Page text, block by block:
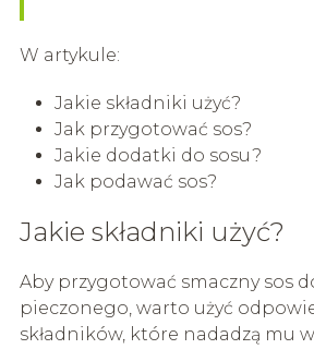
W artykule:
Jakie składniki użyć?
Jak przygotować sos?
Jakie dodatki do sosu?
Jak podawać sos?
Jakie składniki użyć?
Aby przygotować smaczny sos
pieczonego, warto użyć
składników, które nadadzą mu